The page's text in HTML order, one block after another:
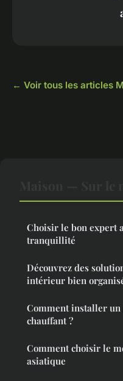
← Voir tous les articles
Choisir le bon expert
tranquillité
Découvrez des
intérieur bien
Comment installer un
chauffant ?
Comment choisir le
asiatique